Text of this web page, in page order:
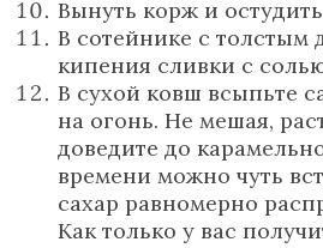
Вынуть корж и
В сотейнике с толстым
кипения сливки с
В сухой ковш всыпьте
на огонь. Не мешая,
доведите до
времени можно чуть
сахар равномерно
Как только у вас